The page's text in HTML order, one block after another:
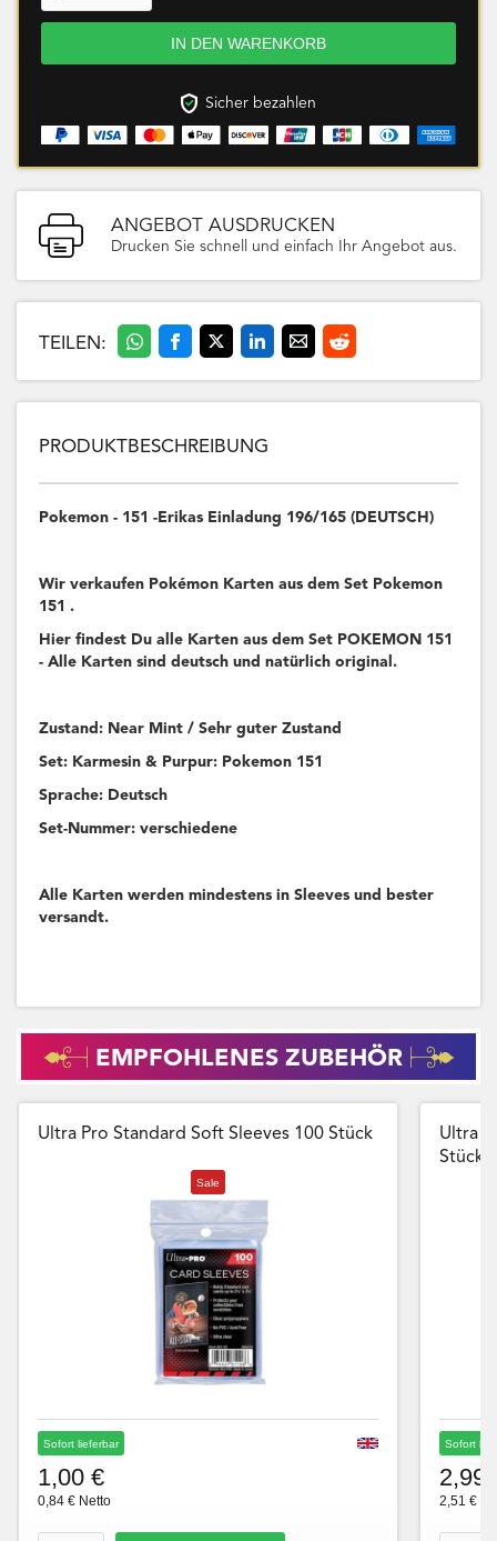
Sicher bezahlen
ANGEBOT AUSDRUCKEN
Drucken Sie schnell und einfach Ihr Angebot aus.
TEILEN:
PRODUKTBESCHREIBUNG
Pokemon - 151 -Erikas Einladung 196/165 (DEUTSCH)
Wir verkaufen Pokémon Karten aus dem Set Pokemon
151 .
Hier findest Du alle Karten aus dem Set POKEMON 151
- Alle Karten sind deutsch und natürlich original.
Zustand: Near Mint / Sehr guter Zustand
Set: Karmesin & Purpur: Pokemon 151
Sprache: Deutsch
Set-Nummer: verschiedene
Alle Karten werden mindestens in Sleeves und bester
versandt.
EMPFOHLENES ZUBEHÖR
Ultra Pro Standard Soft Sleeves 100 Stück
Sale
Sofort lieferbar
1,00 €
0,84 € Netto
Ultra
Stück
Sofort
2,99
2,51 €